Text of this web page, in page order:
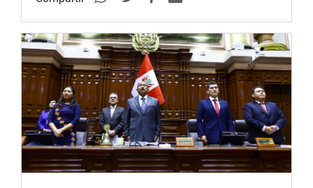
UCAYALI
El congresista Elvis Vergara Mendoza realizó una jornada
de fiscalización en el centro de Pucallpa, junto a
representantes del MINCETUR y del Gobierno Regional,